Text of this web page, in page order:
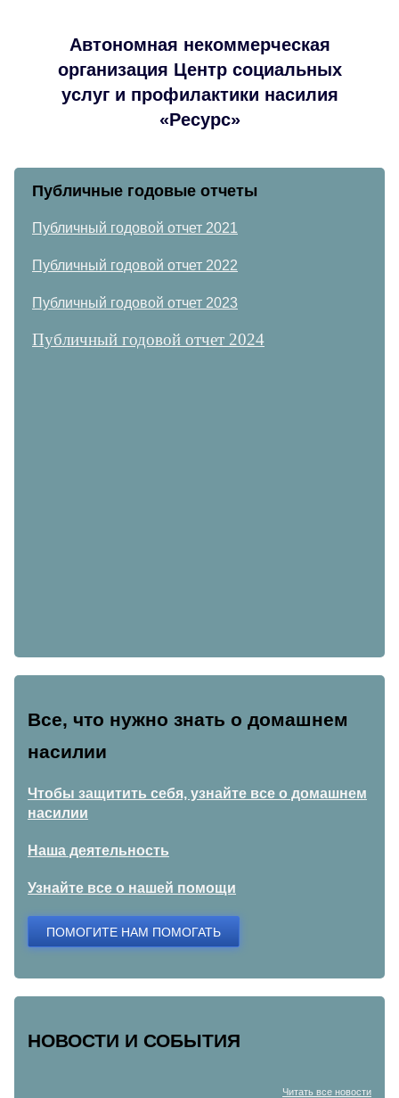
Автономная некоммерческая
организация Центр социальных
услуг и профилактики насилия
«Ресурс»
Публичные годовые отчеты
Публичный годовой отчет 2021
Публичный годовой отчет 2022
Публичный годовой отчет 2023
Публичный годовой отчет 2024
Все, что нужно знать о домашнем
насилии
Чтобы защитить себя, узнайте все о домашнем
насилии
Наша деятельность
Узнайте все о нашей помощи
ПОМОГИТЕ НАМ ПОМОГАТЬ
НОВОСТИ И СОБЫТИЯ
Читать все новости